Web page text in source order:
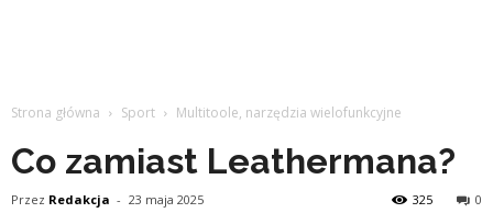
Strona główna Sport Multitoole, narzędzia wielofunkcyjne
Co zamiast Leathermana?
Przez Redakcja - 23 maja 2025 0
325